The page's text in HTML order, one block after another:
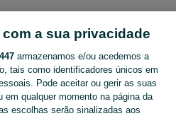
a sua privacidade
447armazenamos e/ou acedemos a
tais como identificadores únicos em
Pode aceitar ou gerir as suas
qualquer momento na página da
escolhas serão sinalizadas aos